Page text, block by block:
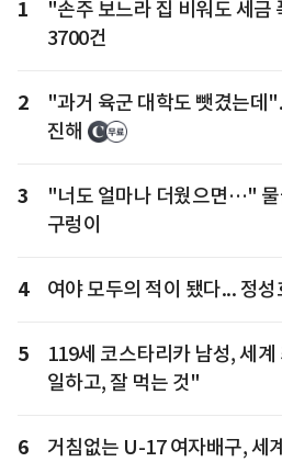
1
"손주 보느라 집 비워도 세금
3700건
2
"과거 육군 대학도 뺏겼는데
진해
3
"너도 얼마나 더웠으면…" 물
구렁이
4 여야 모두의 적이 됐다... 정
5
119세 코스타리카 남성, 세
일하고, 잘 먹는 것"
6
거침없는 U-17 여자배구, 세